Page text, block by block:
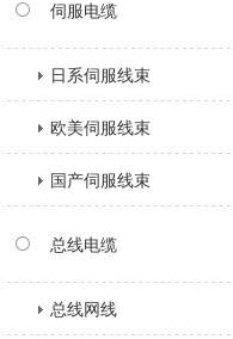
伺服电缆
日系伺服线束
欧美伺服线束
国产伺服线束
总线电缆
总线网线